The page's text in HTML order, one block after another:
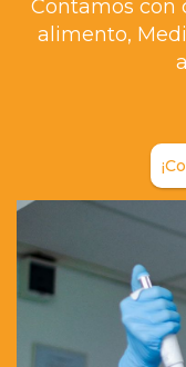
Contamos con
alimento,